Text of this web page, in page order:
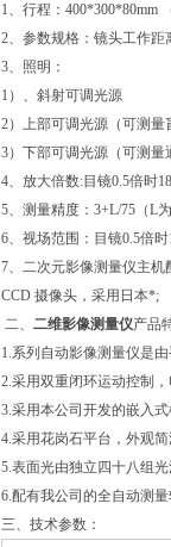
1、行程：400*300*80mm
2、参数规格：镜头工作距
3、照明：
1）、斜射可调光源
2）上部可调光源（可测量
3）下部可调光源（可测量
4、放大倍数:目镜0.5倍时
5、测量精度：3+L/75（L
6、视场范围：目镜0.5倍时
7、二次元影像测量仪主机
CCD 摄像头，采用日本*;
二、 二维影像测量仪产品
1.系列自动影像测量仪是
2.采用双重闭环运动控制
3.采用本公司开发的嵌入
4.采用花岗石平台，外观
5.表面光由独立四十八组
6.配有我公司的全自动测
三、技术参数：